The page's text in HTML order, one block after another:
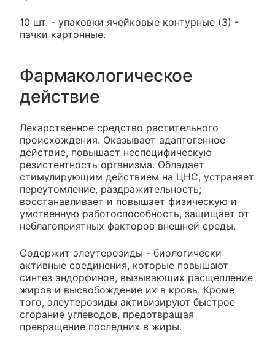
10 шт. - упаковки ячейковые контурные (3) -
пачки картонные.
Фармакологическое
действие
Лекарственное средство растительного
происхождения. Оказывает адаптогенное
действие, повышает неспецифическую
резистентность организма. Обладает
стимулирующим действием на ЦНС, устраняет
переутомление, раздражительность;
восстанавливает и повышает физическую и
умственную работоспособность, защищает от
неблагоприятных факторов внешней среды.
Содержит элеутерозиды - биологически
активные соединения, которые повышают
синтез эндорфинов, вызывающих расщепление
жиров и высвобождение их в кровь. Кроме
того, элеутерозиды активизируют быстрое
сгорание углеводов, предотвращая
превращение последних в жиры.